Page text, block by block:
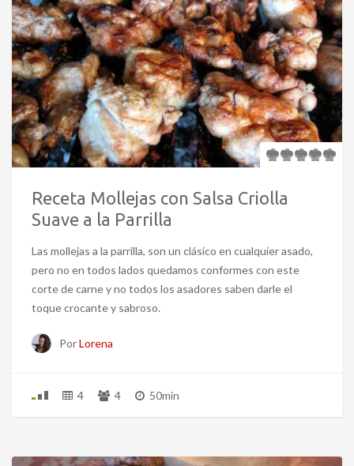
Receta Mollejas con Salsa Criolla
Suave a la Parrilla
Las mollejas a la parrilla, son un clásico en cualquier asado,
pero no en todos lados quedamos conformes con este
corte de carne y no todos los asadores saben darle el
toque crocante y sabroso.
PorLorena
4 4 50min